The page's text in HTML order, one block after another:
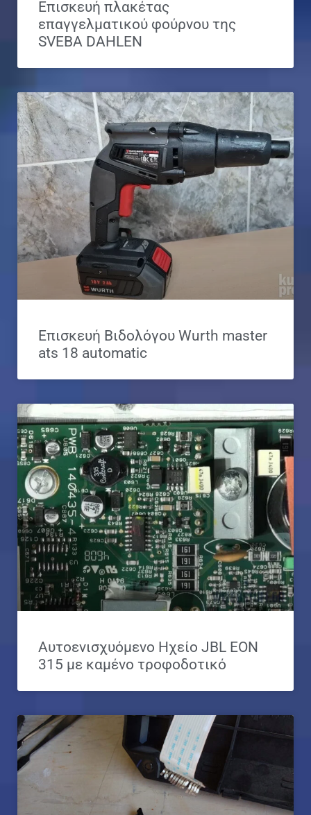
Επισκευή πλακέτας
επαγγελματικού φούρνου της
SVEBA DAHLEN
Επισκευή Βιδολόγου Wurth master
ats 18 automatic
Αυτοενισχυόμενο Ηχείο JBL EON
315 με καμένο τροφοδοτικό